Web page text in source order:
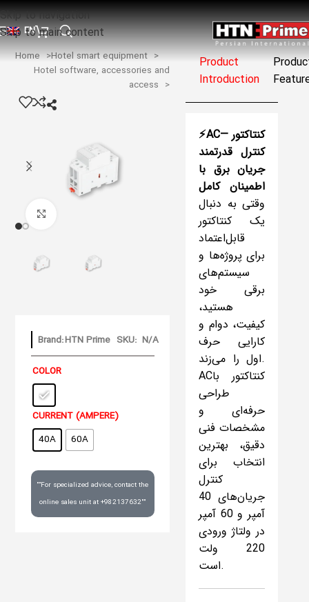
Skip to navigation
Skip to main content
EN
Home Hotel smart equipment
Hotel software, accessories and
access
Brand:HTN Prime SKU: N/A
COLOR
CURRENT (AMPERE)
40A
60A
""For specialized advice, contact the
online sales unit at +982137632""
Product
Introduction
⚡️ACکنتاکتور —
کنترل قدرتمند
جریان برق با
اطمینان کامل
وقتی به دنبال
یک کنتاکتور
قابل‌اعتماد
برای پروژه‌ها و
سیستم‌های
برقی خود
هستید،
کیفیت، دوام و
کارایی حرف
اول را می‌زند.
ACکنتاکتور با
طراحی
حرفه‌ای و
مشخصات فنی
دقیق، بهترین
انتخاب برای
کنترل
جریان‌های 40
آمپر و 60 آمپر
در ولتاژ ورودی
220 ولت
است.